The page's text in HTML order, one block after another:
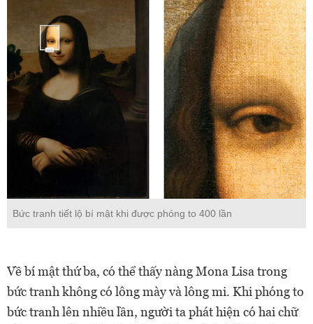
Bức tranh tiết lộ bí mật khi được phóng to 400 lần
Về bí mật thứ ba, có thể thấy nàng Mona Lisa trong
bức tranh không có lông mày và lông mi. Khi phóng to
bức tranh lên nhiều lần, người ta phát hiện có hai chữ